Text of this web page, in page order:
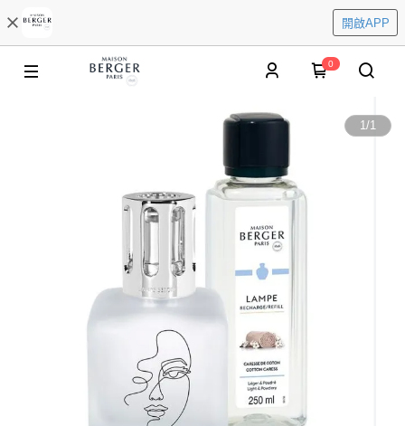
開啟APP
0
1/1